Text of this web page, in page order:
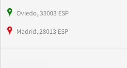
Oviedo, 33003 ESP
Madrid, 28013 ESP